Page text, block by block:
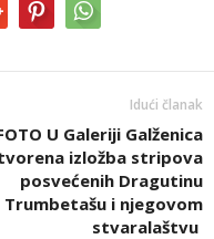
Idući članak
U Galeriji Galženica
izložba stripova
posvećenih Dragutinu
Trumbetašu i njegovom
stvaralaštvu